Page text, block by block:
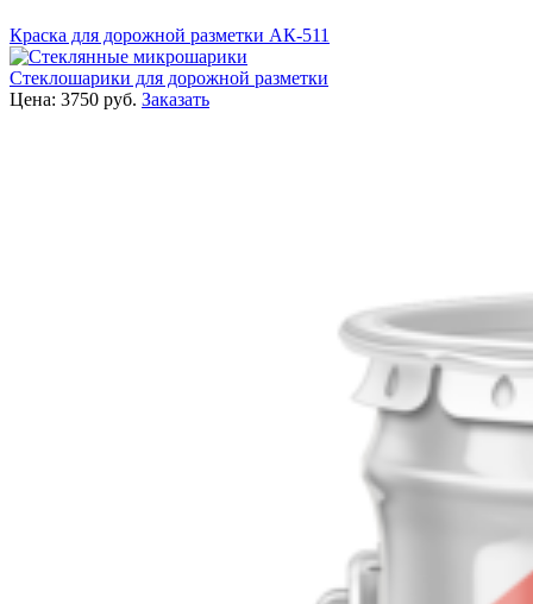
Краска для дорожной разметки АК-511
Стеклошарики для дорожной разметки
Цена: 3750 руб. Заказать